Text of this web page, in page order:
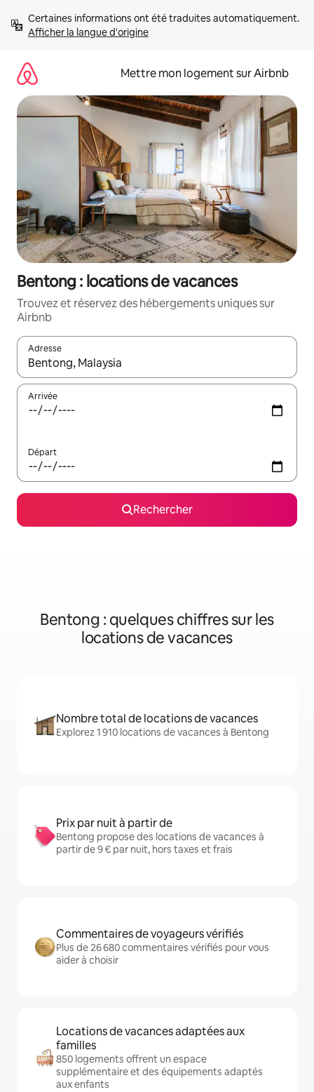
directement
Afficher la langue d'origine
Mettre mon logement sur Airbnb
Bentong : locations de vacances
Trouvez et réservez des hébergements uniques sur
Airbnb
Adresse
Lorsque les résultats s'affichent, utilisez les flèches vers le
Arrivée
Départ
Rechercher
Bentong : quelques chiffres sur les
locations de vacances
Nombre total de locations de vacances
Explorez 1 910 locations de vacances à Bentong
Prix par nuit à partir de
Bentong propose des locations de vacances à
partir de 9 € par nuit, hors taxes et frais
Commentaires de voyageurs vérifiés
Plus de 26 680 commentaires vérifiés pour vous
aider à choisir
Locations de vacances adaptées aux
familles
850 logements offrent un espace
supplémentaire et des équipements adaptés
aux enfants